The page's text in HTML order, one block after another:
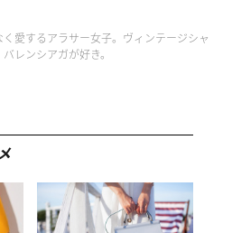
く愛するアラサー女子。ヴィンテージシャ
レンシアガが好き。